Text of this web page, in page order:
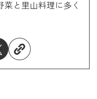
と里山料理に多く